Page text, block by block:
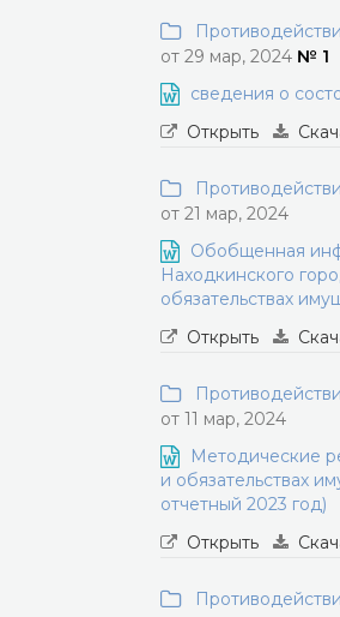
от 29 мар, 2024 № 1
сведения о
Открыть
от 21 мар, 2024
Обобщенная
Находкинского
обязательствах
Открыть
от 11 мар, 2024
Методические
и обязательствах
отчетный 2023 год)
Открыть